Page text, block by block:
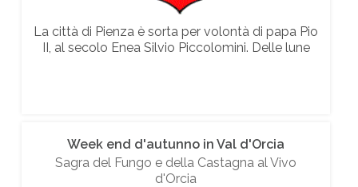
La città di Pienza è sorta per volontà di papa Pio
II, al secolo Enea Silvio Piccolomini. Delle lune
Week end d'autunno in Val d'Orcia
Sagra del Fungo e della Castagna al Vivo
d'Orcia